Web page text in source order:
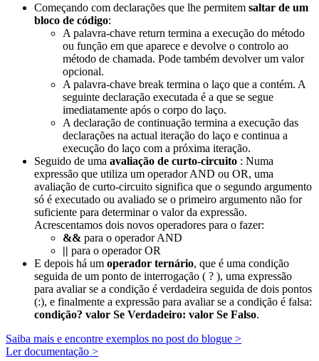
Começando com declarações que lhe permitem saltar de um
bloco de código:
A palavra-chave return termina a execução do método
ou função em que aparece e devolve o controlo ao
método de chamada. Pode também devolver um valor
opcional.
A palavra-chave break termina o laço que a contém. A
seguinte declaração executada é a que se segue
imediatamente após o corpo do laço.
A declaração de continuação termina a execução das
declarações na actual iteração do laço e continua a
execução do laço com a próxima iteração.
Seguido de uma avaliação de curto-circuito : Numa
expressão que utiliza um operador AND ou OR, uma
avaliação de curto-circuito significa que o segundo argumento
só é executado ou avaliado se o primeiro argumento não for
suficiente para determinar o valor da expressão.
Acrescentamos dois novos operadores para o fazer:
&& para o operador AND
|| para o operador OR
E depois há um operador ternário, que é uma condição
seguida de um ponto de interrogação ( ? ), uma expressão
para avaliar se a condição é verdadeira seguida de dois pontos
(:), e finalmente a expressão para avaliar se a condição é falsa:
condição? valor Se Verdadeiro: valor Se Falso.
Saiba mais e encontre exemplos no post do blogue >
Ler documentação >